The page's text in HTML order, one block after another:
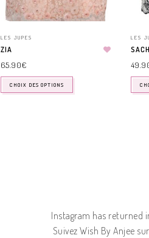
LES JUPES
ZIA
65.90€
CHOIX DES OPTIONS
LES
Instagram has returned
Suivez Wish By Anjee